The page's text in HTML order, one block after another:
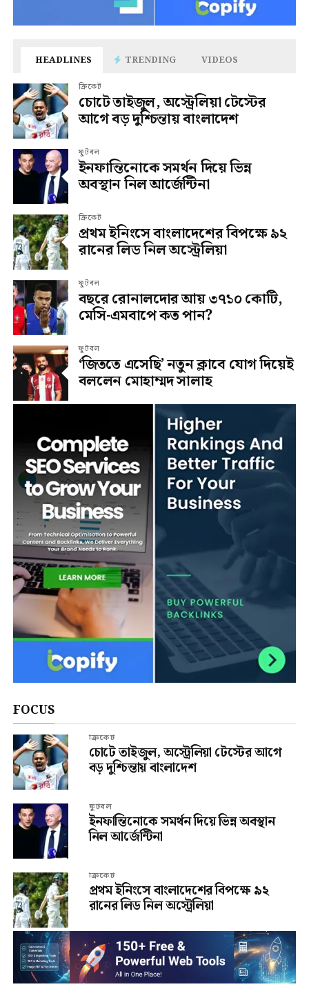
HEADLINES TRENDING VIDEOS
ক্রিকেট
চোটে তাইজুল, অস্ট্রেলিয়া টেস্টের
আগে বড় দুশ্চিন্তায় বাংলাদেশ
ফুটবল
ইনফান্তিনোকে সমর্থন দিয়ে ভিন্ন
অবস্থান নিল আর্জেন্টিনা
ক্রিকেট
প্রথম ইনিংসে বাংলাদেশের বিপক্ষে ৯২
রানের লিড নিল অস্ট্রেলিয়া
ফুটবল
বছরে রোনালদোর আয় ৩৭১০ কোটি,
মেসি-এমবাপে কত পান?
ফুটবল
‘জিততে এসেছি’ নতুন ক্লাবে যোগ দিয়েই
বললেন মোহাম্মদ সালাহ
FOCUS
ক্রিকেট
চোটে তাইজুল, অস্ট্রেলিয়া টেস্টের আগে
বড় দুশ্চিন্তায় বাংলাদেশ
ফুটবল
ইনফান্তিনোকে সমর্থন দিয়ে ভিন্ন অবস্থান
নিল আর্জেন্টিনা
ক্রিকেট
প্রথম ইনিংসে বাংলাদেশের বিপক্ষে ৯২
রানের লিড নিল অস্ট্রেলিয়া